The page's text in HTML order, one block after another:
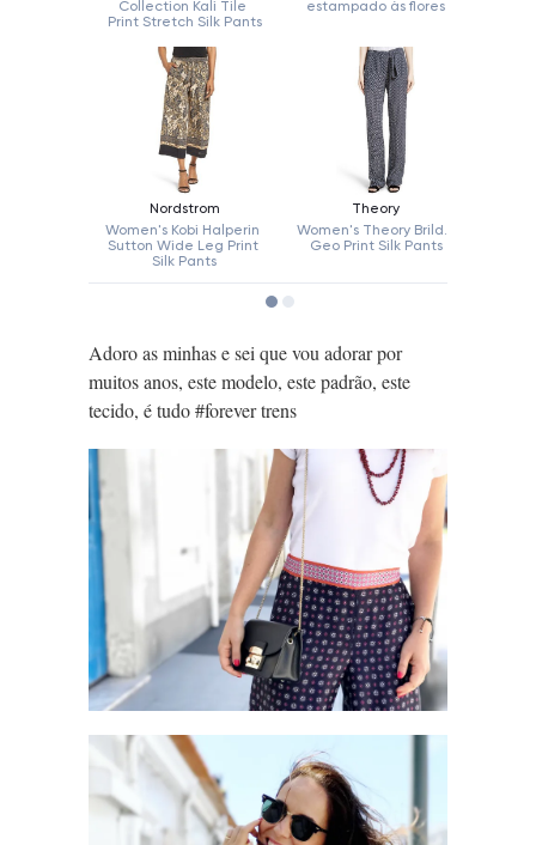
Adoro as minhas e sei que vou adorar por
muitos anos, este modelo, este padrão, este
tecido, é tudo #forever trens